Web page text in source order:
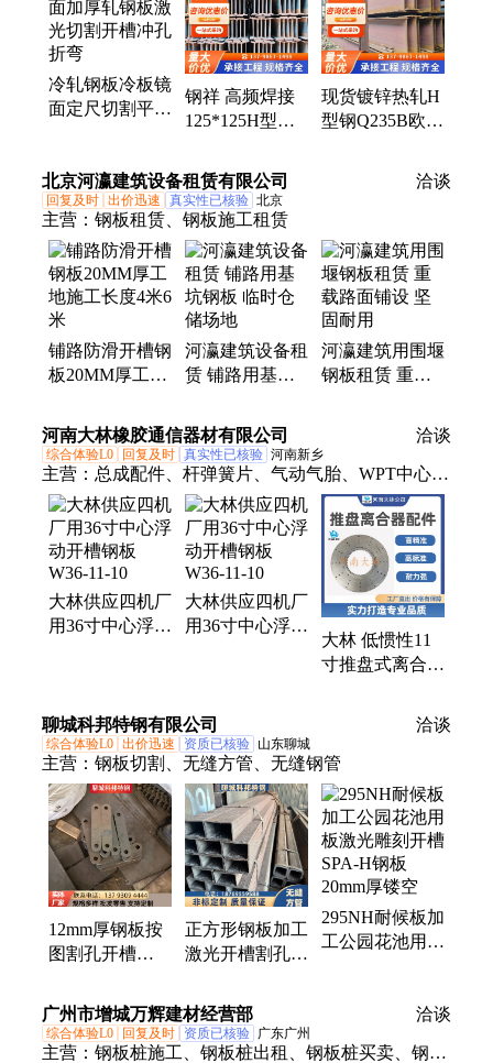
管、家具管、球墨铸铁管、钢模板、钢轨、扁铁、楼
承板、圆钢、井盖、扁钢
冷轧钢板冷板镜
面定尺切割平面
弯
钢祥 高频焊接
125*125H型钢
用 规格齐全
现货镀锌热轧H
型钢Q235B欧标
钢材型材定制
北京河瀛建筑设备租赁有限公司 洽谈
回复及时 出价迅速 真实性已核验 北京
主营： 钢板租赁、钢板施工租赁
铺路防滑开槽钢
板20MM厚工地
河瀛建筑设备租
赁 铺路用基坑
场地
河瀛建筑用围堰
钢板租赁 重载
河南大林橡胶通信器材有限公司 洽谈
综合体验L0 回复及时 真实性已核验 河南新乡
主营： 总成配件、杆弹簧片、气动气胎、WPT中心浮
动开槽钢板、橡胶气囊、气动离合器、离合器配件、
橡胶通信器材、离合器摩擦片、制动器摩擦盘、VC
离合器、推盘离合器、制动器、PTO离合器、CB离
合器、矿山离合器、KB离合器、气胎式离合器、通
风式离合器、空气包胶囊、气囊、铁合金气囊、钢剪
机离合器、冲压机离合器、机械手动离合器、绞车刹
大林供应四机厂
用36寸中心浮动
大林供应四机厂
用36寸中心浮动
大林 低惯性11
寸推盘式离合器
聊城科邦特钢有限公司 洽谈
综合体验L0 出价迅速 资质已核验 山东聊城
主营： 钢板切割、无缝方管、无缝钢管
12mm厚钢板按
图割孔开槽
筑用可配送到厂
耐磨挤压工艺
正方形钢板加工
激光开槽割孔
用50*50*4足尺
足厚科邦
295NH耐候板加
工公园花池用板
20mm厚镂空
广州市增城万辉建材经营部 洽谈
综合体验L0 回复及时 资质已核验 广东广州
主营： 钢板桩施工、钢板桩出租、钢板桩买卖、钢板